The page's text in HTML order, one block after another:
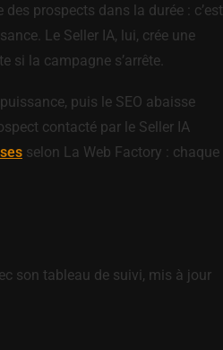
prospects dans la durée : c’est
Le Seller IA, lui, crée une
si la campagne s’arrête.
puis le SEO abaisse
contacté par le Seller IA
selon La Web Factory : chaque
son tableau de suivi, mis à jour